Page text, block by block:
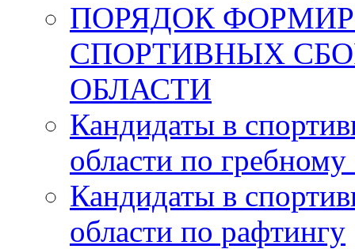
ПОРЯДОК
СПОРТИВНЫХ
ОБЛАСТИ
Кандидаты в
области по
Кандидаты в
области по рафтингу